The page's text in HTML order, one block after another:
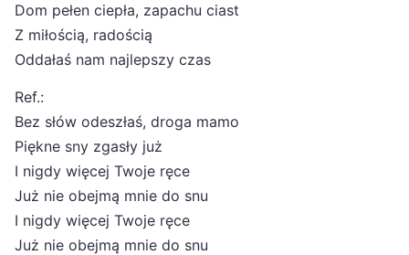
Dom pełen ciepła, zapachu ciast
Z miłością, radością
Oddałaś nam najlepszy czas
Ref.:
Bez słów odeszłaś, droga mamo
Piękne sny zgasły już
I nigdy więcej Twoje ręce
Już nie obejmą mnie do snu
I nigdy więcej Twoje ręce
Już nie obejmą mnie do snu